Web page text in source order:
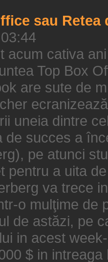
sau Retea
acum cativa
Top Box
are sute de
uneia dintre
de succes a
pe atunci
pentru a uita
va trece
o mulţime de
de astăzi, pe
in acest
$ in